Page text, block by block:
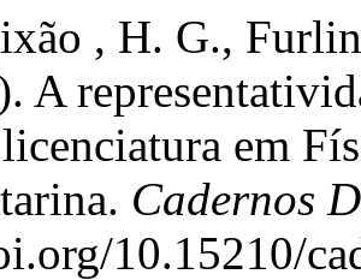
, H. G.,
A
em
Cadernos
10.15210/